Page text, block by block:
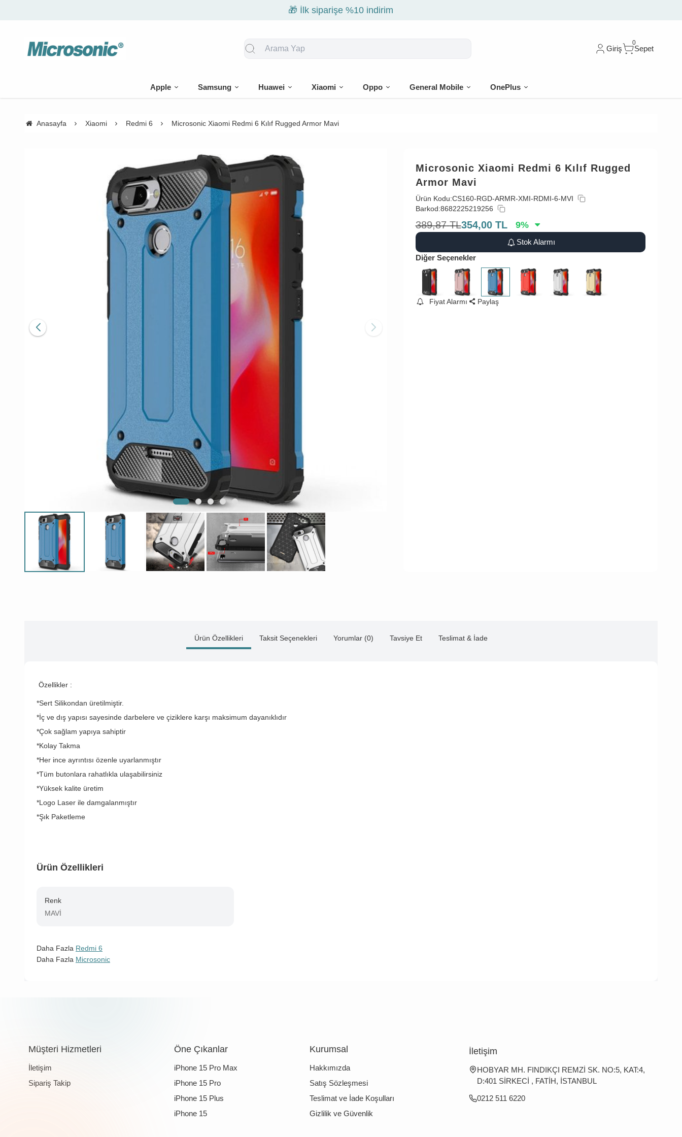
🎁 İlk siparişe %10 indirim
Giriş
0
Sepet
Apple Samsung Huawei Xiaomi Oppo General Mobile OnePlus
Anasayfa Xiaomi Redmi 6 Microsonic Xiaomi Redmi 6 Kılıf Rugged Armor Mavi
Microsonic Xiaomi Redmi 6 Kılıf Rugged
Armor Mavi
Ürün Kodu:CS160-RGD-ARMR-XMI-RDMI-6-MVI
Barkod:8682225219256
389,87 TL354,00 TL 9%
Stok Alarmı
Diğer Seçenekler
Fiyat Alarmı Paylaş
Ürün Özellikleri Taksit Seçenekleri Yorumlar (0) Tavsiye Et Teslimat & İade
Özellikler :
*Sert Silikondan üretilmiştir.
*İç ve dış yapısı sayesinde darbelere ve çiziklere karşı maksimum dayanıklıdır
*Çok sağlam yapıya sahiptir
*Kolay Takma
*Her ince ayrıntısı özenle uyarlanmıştır
*Tüm butonlara rahatlıkla ulaşabilirsiniz
*Yüksek kalite üretim
*Logo Laser ile damgalanmıştır
*Şık Paketleme
Ürün Özellikleri
Renk
MAVİ
Daha Fazla Redmi 6
Daha Fazla Microsonic
Müşteri Hizmetleri
İletişim
Sipariş Takip
Öne Çıkanlar
iPhone 15 Pro Max
iPhone 15 Pro
iPhone 15 Plus
iPhone 15
Kurumsal
Hakkımızda
Satış Sözleşmesi
Teslimat ve İade Koşulları
Gizlilik ve Güvenlik
İletişim
HOBYAR MH. FINDIKÇI REMZİ SK. NO:5, KAT:4,
D:401 SİRKECİ , FATİH, İSTANBUL
0212 511 6220